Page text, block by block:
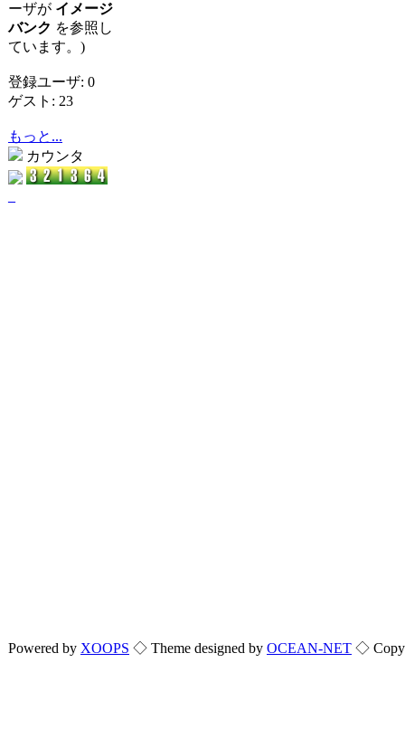
ーザが イメージ
バンク を参照し
ています。)
登録ユーザ: 0
ゲスト: 23
もっと...
カウンタ
Powered by XOOPS ◇ Theme designed by OCEAN-NET ◇